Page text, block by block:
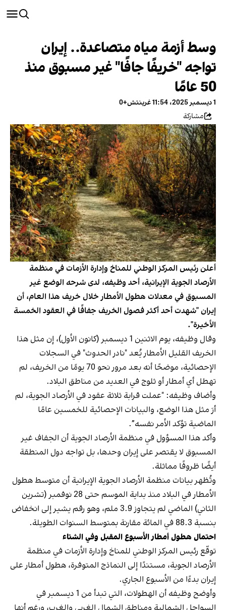
وسط أزمة مياه متصاعدة.. إيران
تواجه "خريفًا جافًا" غير مسبوق منذ
50 عامًا
1 ديسمبر 2025، 11:54 غرينتش+0
مشاركة
أعلن رئيس المركز الوطني للمناخ وإدارة الأزمات في منظمة
الأرصاد الجوية الإيرانية، أحد وظيفه، لدى شرحه الوضع غير
المسبوق في معدلات هطول الأمطار خلال خريف هذا العام، أن
إيران "شهدت أحد أكثر فصول الخريف جفافًا في العقود الخمسة
الأخيرة".
وقال وظيفه، يوم الاثنين 1 ديسمبر (كانون الأول)، إن مثل هذا
الخريف القليل الأمطار يُعد "نادر الحدوث" في السجلات
الإحصائية، موضحًا أنه بعد مرور نحو 70 يومًا من الخريف، لم
تهطل أي أمطار أو ثلوج في العديد من مناطق البلاد.
وأضاف وظيفه: "عملت قرابة ثلاثة عقود في الأرصاد الجوية، لم
أرَ مثل هذا الوضع، والبيانات الإحصائية للخمسين عامًا
الماضية تؤكد الأمر نفسه”.
وأكد هذا المسؤول في منظمة الأرصاد الجوية أن الجفاف غير
المسبوق لا يقتصر على إيران وحدها، بل تواجه دول المنطقة
أيضًا ظروفًا مماثلة.
وتُظهر بيانات منظمة الأرصاد الجوية الإيرانية أن متوسط هطول
الأمطار في البلاد منذ بداية الموسم حتى 28 نوفمبر (تشرين
الثاني) الماضي لم يتجاوز 3.9 ملم، وهو رقم يشير إلى انخفاض
بنسبة 88.3 في المائة مقارنة بمتوسط السنوات الطويلة.
احتمال هطول أمطار الأسبوع المقبل وفي الشتاء
توقّع رئيس المركز الوطني للمناخ وإدارة الأزمات في منظمة
الأرصاد الجوية، مستندًا إلى النماذج المتوفرة، هطول أمطار على
إيران بدءًا من الأسبوع الجاري.
وأوضح وظيفه أن الهطولات، التي تبدأ من 1 ديسمبر في